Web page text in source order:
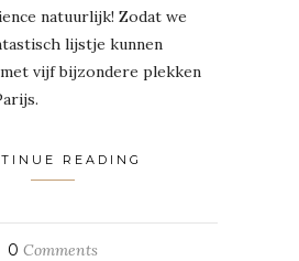
natuurlijk! Zodat we
lijstje kunnen
vijf bijzondere plekken
READING
0 Comments